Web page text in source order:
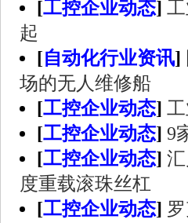
[工控企业动态]
起
[自动化行业资讯]
场的无人维修船
[工控企业动态]
[工控企业动态] 9
[工控企业动态]
度重载滚珠丝杠
[工控企业动态]